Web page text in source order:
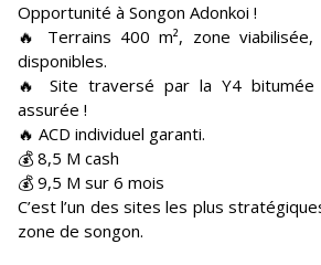
Opportunité à Songon Adonkoi !
🔥 Terrains 400 m², zone
disponibles.
🔥 Site traversé par la Y4
assurée !
🔥 ACD individuel garanti.
💰 8,5 M cash
💰 9,5 M sur 6 mois
C’est l’un des sites les plus
zone de songon.